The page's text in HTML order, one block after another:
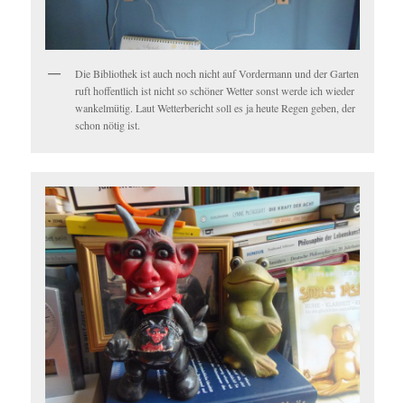
Die Bibliothek ist auch noch nicht auf Vordermann und der Garten
ruft hoffentlich ist nicht so schöner Wetter sonst werde ich wieder
wankelmütig. Laut Wetterbericht soll es ja heute Regen geben, der
schon nötig ist.